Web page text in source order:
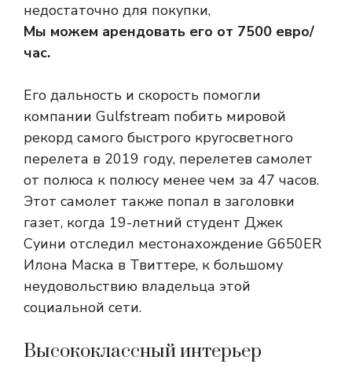
недостаточно для покупки,
Мы можем арендовать его от 7500 евро/
час.
Его дальность и скорость помогли
компании Gulfstream побить мировой
рекорд самого быстрого кругосветного
перелета в 2019 году, перелетев самолет
от полюса к полюсу менее чем за 47 часов.
Этот самолет также попал в заголовки
газет, когда 19-летний студент Джек
Суини отследил местонахождение G650ER
Илона Маска в Твиттере, к большому
неудовольствию владельца этой
социальной сети.
Высококлассный интерьер